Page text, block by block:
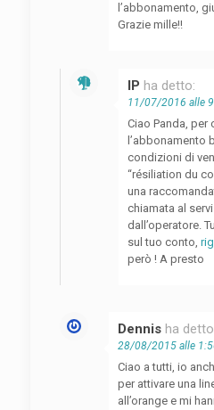
l’abbonamento,
Grazie mille!!
IP ha detto:
11/07/2016 alle
Ciao Panda, per
l’abbonamento
condizioni di
“résiliation du
una
chiamata al
dall’operatore.
sul tuo conto,
però ! A presto
Dennis ha
28/08/2015 alle
Ciao a tutti, io
per attivare una
all’orange e mi